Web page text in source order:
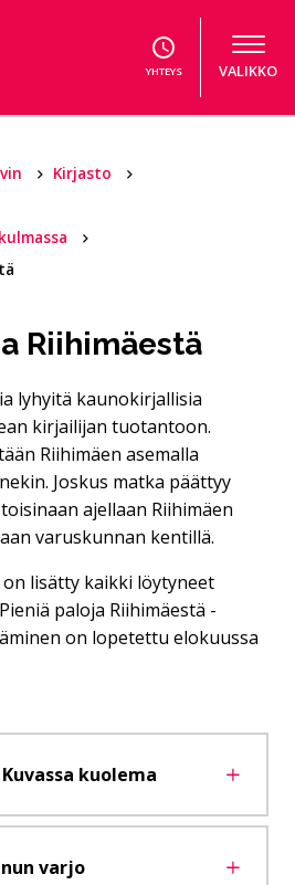
YHTEYS VALIKKO
Kirjasto
Riihimäestä
lyhyitä kaunokirjallisia
kirjailijan tuotantoon.
Riihimäen asemalla
Joskus matka päättyy
ajellaan Riihimäen
varuskunnan kentillä.
lisätty kaikki löytyneet
paloja Riihimäestä -
on lopetettu elokuussa
kuolema
varjo